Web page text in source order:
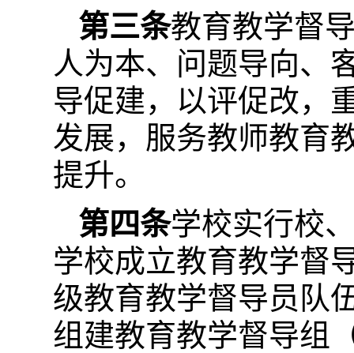
第三条教育教学督
人为本、问题导向、
导促建，以评促改，
发展，服务教师教育
提升。
第四条学校实行校
学校成立教育教学督
级教育教学督导员队
组建教育教学督导组